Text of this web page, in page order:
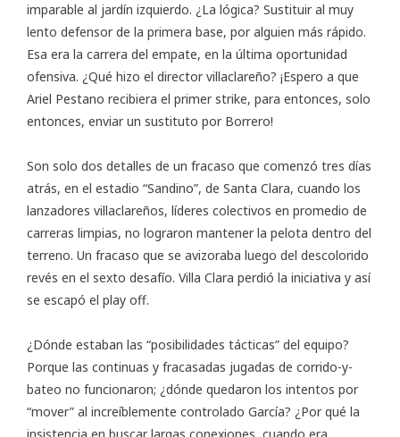
imparable al jardín izquierdo. ¿La lógica? Sustituir al muy
lento defensor de la primera base, por alguien más rápido.
Esa era la carrera del empate, en la última oportunidad
ofensiva. ¿Qué hizo el director villaclareño? ¡Espero a que
Ariel Pestano recibiera el primer strike, para entonces, solo
entonces, enviar un sustituto por Borrero!
Son solo dos detalles de un fracaso que comenzó tres días
atrás, en el estadio “Sandino”, de Santa Clara, cuando los
lanzadores villaclareños, líderes colectivos en promedio de
carreras limpias, no lograron mantener la pelota dentro del
terreno. Un fracaso que se avizoraba luego del descolorido
revés en el sexto desafío. Villa Clara perdió la iniciativa y así
se escapó el play off.
¿Dónde estaban las “posibilidades tácticas” del equipo?
Porque las continuas y fracasadas jugadas de corrido-y-
bateo no funcionaron; ¿dónde quedaron los intentos por
“mover” al increíblemente controlado García? ¿Por qué la